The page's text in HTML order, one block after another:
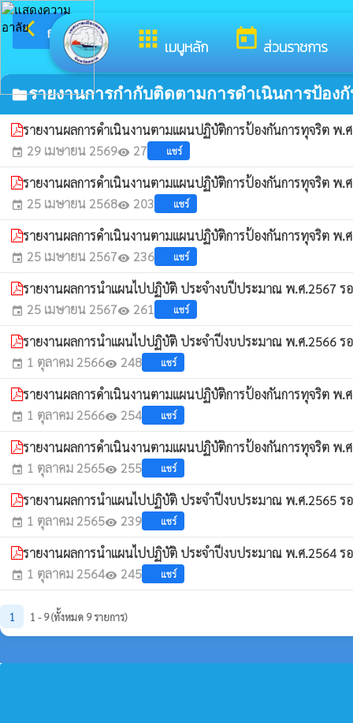
apps เมนูหลัก today ส่วนราชการ
arrow_back_ios กลับเมนูหลัก
folderรายงานการกำกับติดตามการดำเนินการป้อง
รายงานผลการดำเนินงานตามแผนปฏิบัติการป้องกันการทุจริต พ.
event 29 เมษายน 2569visibility 27 แชร์
รายงานผลการดำเนินงานตามแผนปฏิบัติการป้องกันการทุจริต พ.
event 25 เมษายน 2568visibility 203 แชร์
รายงานผลการดำเนินงานตามแผนปฏิบัติการป้องกันการทุจริต พ.
event 25 เมษายน 2567visibility 236 แชร์
รายงานผลการนำแผนไปปฏิบัติ ประจำงบปีประมาณ พ.ศ.2567 ร
event 25 เมษายน 2567visibility 261 แชร์
รายงานผลการนำแผนไปปฏิบัติ ประจำปีงบประมาณ พ.ศ.2566 ร
event 1 ตุลาคม 2566visibility 248 แชร์
รายงานผลการดำเนินงานตามแผนปฏิบัติการป้องกันการทุจริต พ.
event 1 ตุลาคม 2566visibility 254 แชร์
รายงานผลการดำเนินงานตามแผนปฏิบัติการป้องกันการทุจริต พ.
event 1 ตุลาคม 2565visibility 255 แชร์
รายงานผลการนำแผนไปปฏิบัติ ประจำปีงบประมาณ พ.ศ.2565 ร
event 1 ตุลาคม 2565visibility 239 แชร์
รายงานผลการนำแผนไปปฏิบัติ ประจำปีงบประมาณ พ.ศ.2564 ร
event 1 ตุลาคม 2564visibility 245 แชร์
1 1 - 9 (ทั้งหมด 9 รายการ)